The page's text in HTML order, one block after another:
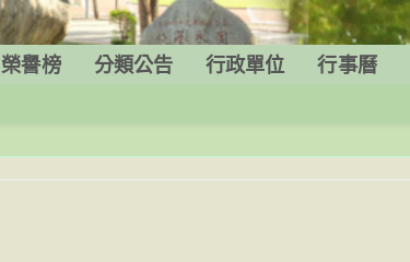
榮譽榜 分類公告 行政單位 行事曆